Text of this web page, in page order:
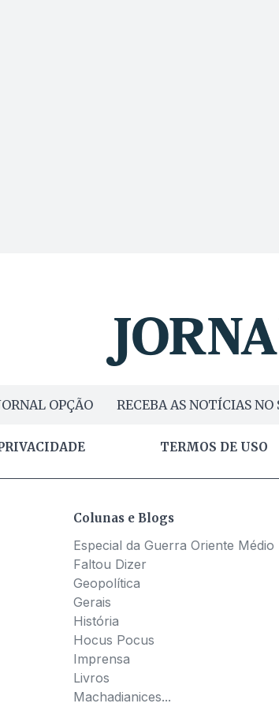
OPÇÃO RECEBA AS NOTÍCIAS NO
TERMOS DE USO
Colunas e Blogs
Especial da Guerra Oriente Médio
Faltou Dizer
Geopolítica
Gerais
História
Hocus Pocus
Imprensa
Livros
Machadianices...